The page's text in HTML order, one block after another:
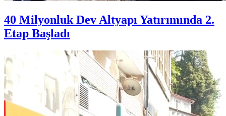
40 Milyonluk Dev Altyapı Yatırımında 2.
Etap Başladı